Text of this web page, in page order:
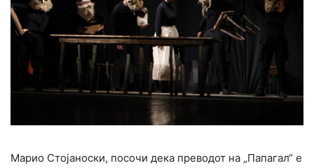
Марио Стојаноски, посочи дека преводот на „Папагал“ е